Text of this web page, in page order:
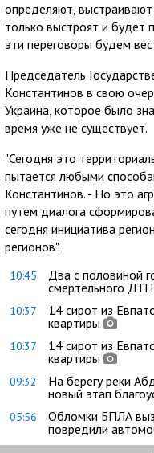
определяют, выстраивают
только выстроят и будет
эти переговоры будем
Председатель
Константинов в свою
Украина, которое было
время уже не существует.
"Сегодня это
пытается любыми
Константинов. - Но это
путем диалога
сегодня инициатива
регионов".
10:45
Два с половиной
смертельного
10:37
14 сирот из
квартиры
10:37
14 сирот из
квартиры
09:32
На берегу реки
новый этап
05:56
Обломки БПЛА
повредили